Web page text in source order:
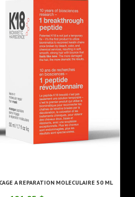
A REPARATION MOLECULAIRE 50 ML